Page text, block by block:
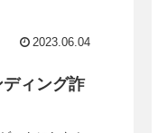
2023.06.04
ィング詐